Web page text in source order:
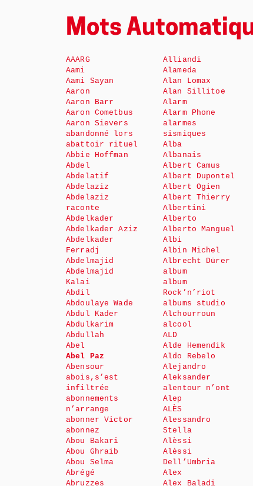
Mots
AAARG
Aami
Aami Sayan
Aaron
Aaron Barr
Aaron Cometbus
Aaron Sievers
abandonné lors
abattoir rituel
Abbie Hoffman
Abdel
Abdelatif
Abdelaziz
Abdelaziz
raconte
Abdelkader
Abdelkader Aziz
Abdelkader
Ferradj
Abdelmajid
Abdelmajid
Kalai
Abdil
Abdoulaye Wade
Abdul Kader
Abdulkarim
Abdullah
Abel
Abel Paz
Abensour
abois,s’est
infiltrée
abonnements
n’arrange
abonner Victor
abonnez
Abou Bakari
Abou Ghraib
Abou Selma
Abrégé
Abruzzes
Alliandi
Alameda
Alan Lomax
Alan Sillitoe
Alarm
Alarm Phone
alarmes
sismiques
Alba
Albanais
Albert Camus
Albert Dupontel
Albert Ogien
Albert Thierry
Albertini
Alberto
Alberto Manguel
Albi
Albin Michel
Albrecht Dürer
album
album
Rock’n’riot
albums studio
Alchourroun
alcool
ALD
Alde Hemendik
Aldo Rebelo
Alejandro
Aleksander
alentour n’ont
Alep
ALÈS
Alessandro
Stella
Alèssi
Alèssi
Dell’Umbria
Alex
Alex Baladi